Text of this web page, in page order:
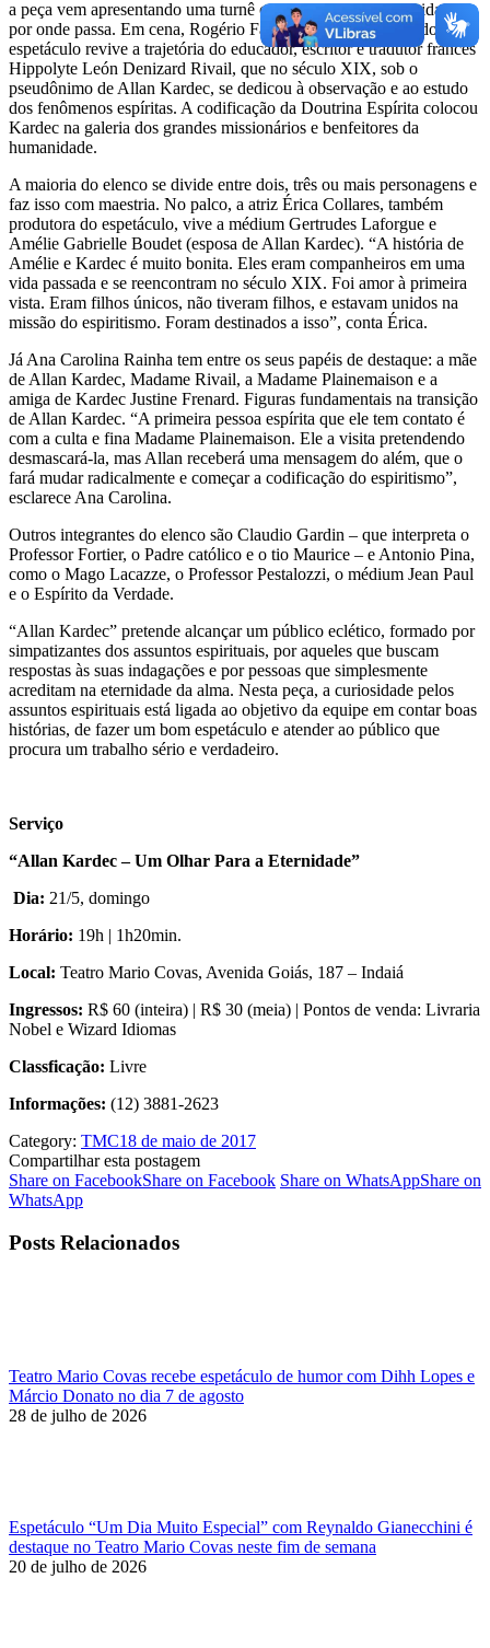
a peça vem apresentando uma turnê com casas lotadas nas cidades
por onde passa. Em cena, Rogério Fabiano, ator e produtor do
espetáculo revive a trajetória do educador, escritor e tradutor francês
Hippolyte León Denizard Rivail, que no século XIX, sob o
pseudônimo de Allan Kardec, se dedicou à observação e ao estudo
dos fenômenos espíritas. A codificação da Doutrina Espírita colocou
Kardec na galeria dos grandes missionários e benfeitores da
humanidade.
A maioria do elenco se divide entre dois, três ou mais personagens e
faz isso com maestria. No palco, a atriz Érica Collares, também
produtora do espetáculo, vive a médium Gertrudes Laforgue e
Amélie Gabrielle Boudet (esposa de Allan Kardec). “A história de
Amélie e Kardec é muito bonita. Eles eram companheiros em uma
vida passada e se reencontram no século XIX. Foi amor à primeira
vista. Eram filhos únicos, não tiveram filhos, e estavam unidos na
missão do espiritismo. Foram destinados a isso”, conta Érica.
Já Ana Carolina Rainha tem entre os seus papéis de destaque: a mãe
de Allan Kardec, Madame Rivail, a Madame Plainemaison e a
amiga de Kardec Justine Frenard. Figuras fundamentais na transição
de Allan Kardec. “A primeira pessoa espírita que ele tem contato é
com a culta e fina Madame Plainemaison. Ele a visita pretendendo
desmascará-la, mas Allan receberá uma mensagem do além, que o
fará mudar radicalmente e começar a codificação do espiritismo”,
esclarece Ana Carolina.
Outros integrantes do elenco são Claudio Gardin – que interpreta o
Professor Fortier, o Padre católico e o tio Maurice – e Antonio Pina,
como o Mago Lacazze, o Professor Pestalozzi, o médium Jean Paul
e o Espírito da Verdade.
“Allan Kardec” pretende alcançar um público eclético, formado por
simpatizantes dos assuntos espirituais, por aqueles que buscam
respostas às suas indagações e por pessoas que simplesmente
acreditam na eternidade da alma. Nesta peça, a curiosidade pelos
assuntos espirituais está ligada ao objetivo da equipe em contar boas
histórias, de fazer um bom espetáculo e atender ao público que
procura um trabalho sério e verdadeiro.
Serviço
“Allan Kardec – Um Olhar Para a Eternidade”
Dia: 21/5, domingo
Horário: 19h | 1h20min.
Local: Teatro Mario Covas, Avenida Goiás, 187 – Indaiá
Ingressos: R$ 60 (inteira) | R$ 30 (meia) | Pontos de venda: Livraria
Nobel e Wizard Idiomas
Classficação: Livre
Informações: (12) 3881-2623
Category: TMC18 de maio de 2017
Compartilhar esta postagem
Share on FacebookShare on Facebook Share on WhatsAppShare on
WhatsApp
Posts Relacionados
Teatro Mario Covas recebe espetáculo de humor com Dihh Lopes e
Márcio Donato no dia 7 de agosto
28 de julho de 2026
Espetáculo “Um Dia Muito Especial” com Reynaldo Gianecchini é
destaque no Teatro Mario Covas neste fim de semana
20 de julho de 2026